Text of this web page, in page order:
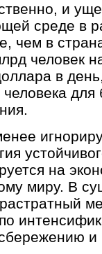
и
среде в
чем в
человек
в
на
миру. В
и